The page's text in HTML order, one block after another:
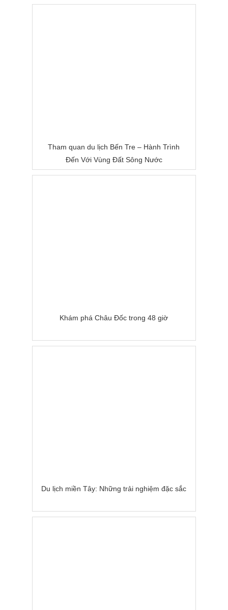
Tham quan du lịch Bến Tre – Hành Trình
Đến Với Vùng Đất Sông Nước
Khám phá Châu Đốc trong 48 giờ
Du lịch miền Tây: Những trải nghiệm đặc sắc